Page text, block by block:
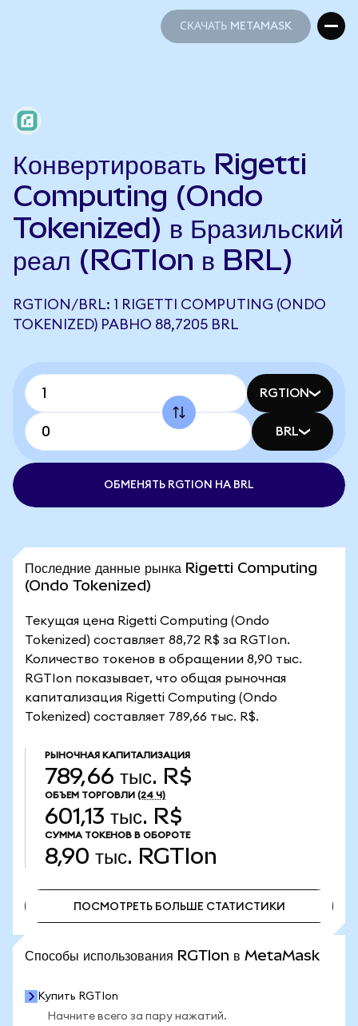
СКАЧАТЬ METAMASK
Конвертировать Rigetti
Computing (Ondo
Tokenized) в Бразильский
реал (RGTIon в BRL)
RGTION/BRL: 1 RIGETTI COMPUTING (ONDO
TOKENIZED) РАВНО 88,7205 BRL
RGTION
BRL
ОБМЕНЯТЬ RGTION НА BRL
Последние данные рынка Rigetti Computing
(Ondo Tokenized)
Текущая цена Rigetti Computing (Ondo
Tokenized) составляет 88,72 R$ за RGTIon.
Количество токенов в обращении 8,90 тыс.
RGTIon показывает, что общая рыночная
капитализация Rigetti Computing (Ondo
Tokenized) составляет 789,66 тыс. R$.
РЫНОЧНАЯ КАПИТАЛИЗАЦИЯ
789,66 тыс. R$
ОБЪЕМ ТОРГОВЛИ (24 Ч)
601,13 тыс. R$
СУММА ТОКЕНОВ В ОБОРОТЕ
8,90 тыс. RGTIon
ПОСМОТРЕТЬ БОЛЬШЕ СТАТИСТИКИ
Способы использования RGTIon в MetaMask
Купить RGTIon
Начните всего за пару нажатий.